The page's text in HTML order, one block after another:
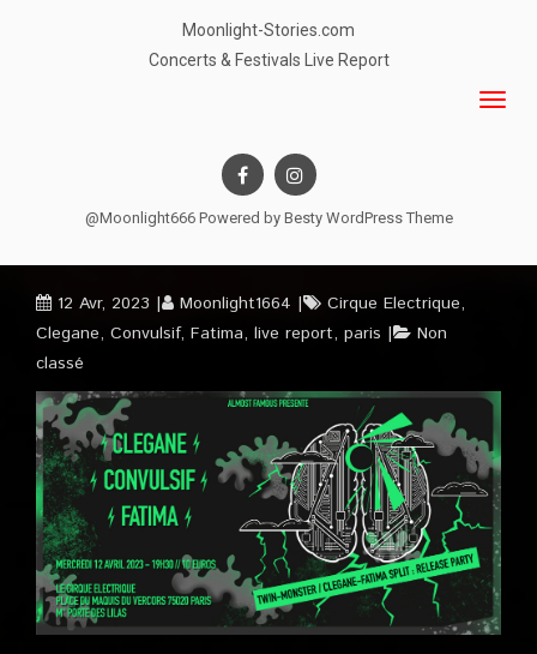
Moonlight-Stories.com
Concerts & Festivals Live Report
@Moonlight666 Powered by Besty WordPress Theme
12 Avr, 2023 Moonlight1664 Cirque Electrique,
Clegane, Convulsif, Fatima, live report, paris
Non
classé